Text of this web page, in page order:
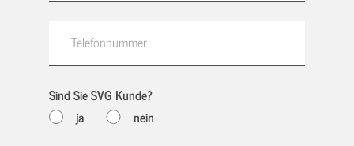
Sind Sie SVG Kunde?
ja
nein